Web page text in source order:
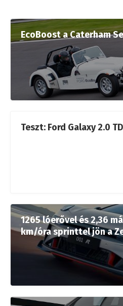
EcoBoost a Caterham
Teszt: Ford Galaxy 2.0
1265 lóerővel és 2,36
km/óra sprinttel jön a